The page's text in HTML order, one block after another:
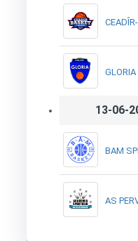
GLORIA
13-06-
BAM
AS